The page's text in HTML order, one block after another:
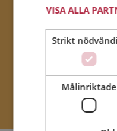
mindre friktion i
BLI MEDLEM
VISA ALLA
Strikt
Målinriktade